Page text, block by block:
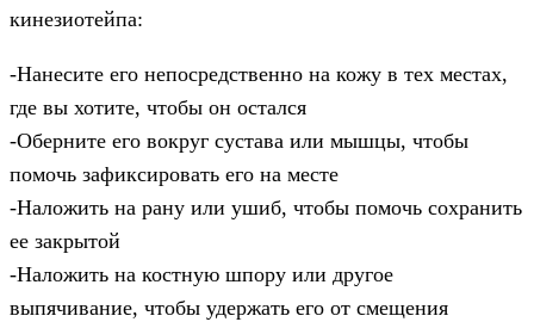
кинезиотейпа:
-Нанесите его непосредственно на кожу в тех местах,
где вы хотите, чтобы он остался
-Оберните его вокруг сустава или мышцы, чтобы
помочь зафиксировать его на месте
-Наложить на рану или ушиб, чтобы помочь сохранить
ее закрытой
-Наложить на костную шпору или другое
выпячивание, чтобы удержать его от смещения